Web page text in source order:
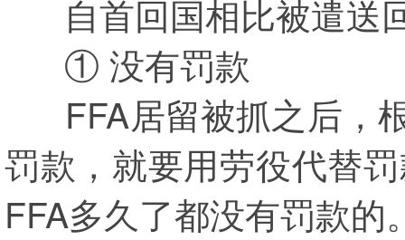
自首回国相比被遣送
① 没有罚款
FFA居留被抓之后，
罚款，就要用劳役代替
FFA多久了都没有罚款的